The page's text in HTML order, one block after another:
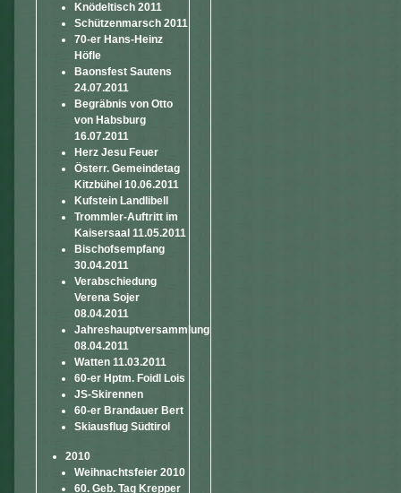
Knödeltisch 2011
Schützenmarsch 2011
70-er Hans-Heinz
Höfle
Baonsfest Sautens
24.07.2011
Begräbnis von Otto
von Habsburg
16.07.2011
Herz Jesu Feuer
Österr. Gemeindetag
Kitzbühel 10.06.2011
Kufstein Landlibell
Trommler-Auftritt im
Kaisersaal 11.05.2011
Bischofsempfang
30.04.2011
Verabschiedung
Verena Sojer
08.04.2011
Jahreshauptversammlung
08.04.2011
Watten 11.03.2011
60-er Hptm. Foidl Lois
JS-Skirennen
60-er Brandauer Bert
Skiausflug Südtirol
2010
Weihnachtsfeier 2010
60. Geb. Tag Krepper